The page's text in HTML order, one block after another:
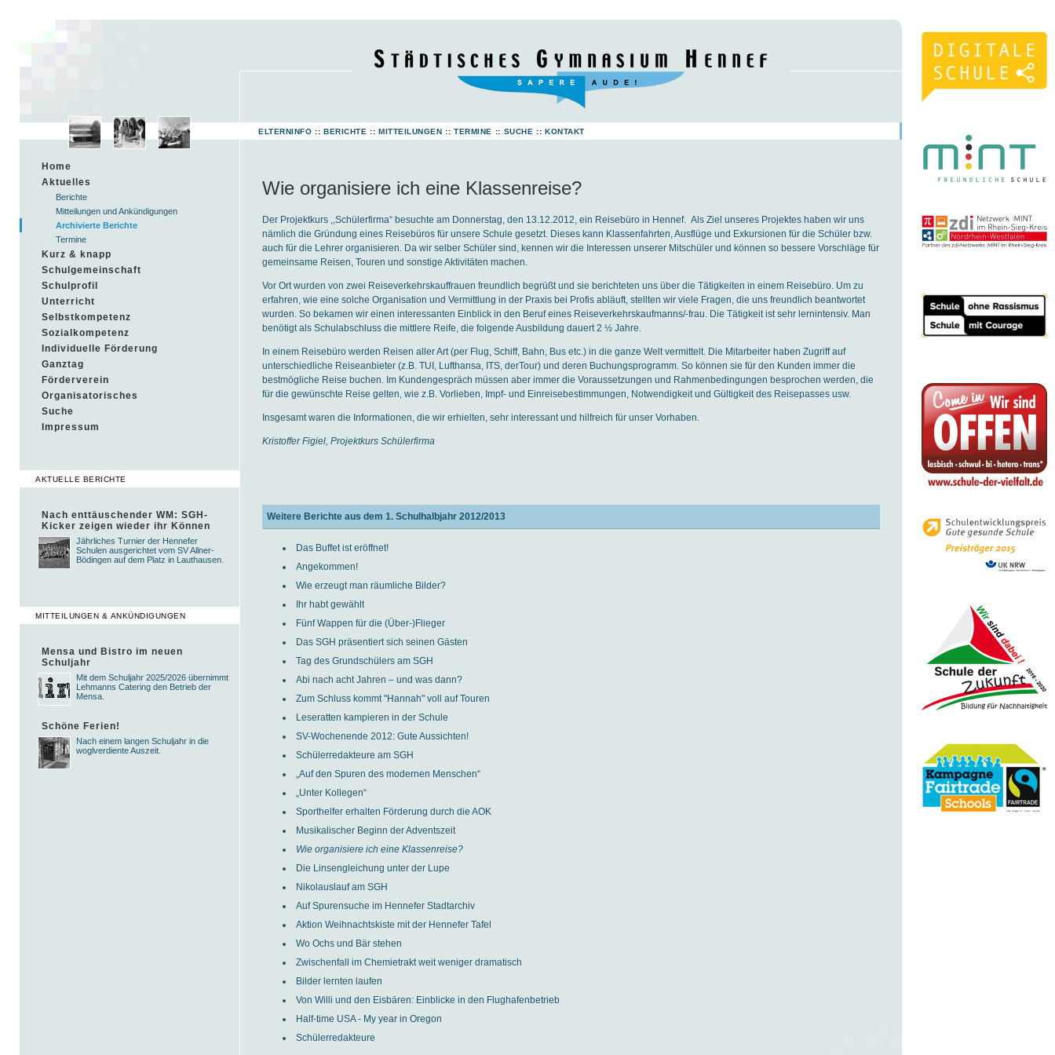
ELTERNINFO :: BERICHTE :: MITTEILUNGEN :: TERMINE :: SUCHE :: KONTAKT
Home
Aktuelles
Berichte
Mitteilungen und Ankündigungen
Archivierte Berichte
Termine
Kurz & knapp
Schulgemeinschaft
Schulprofil
Unterricht
Selbstkompetenz
Sozialkompetenz
Individuelle Förderung
Ganztag
Förderverein
Organisatorisches
Suche
Impressum
AKTUELLE BERICHTE
Nach enttäuschender WM: SGH-
Kicker zeigen wieder ihr Können
Jährliches Turnier der Hennefer
Schulen ausgerichtet vom SV Allner-
Bödingen auf dem Platz in Lauthausen.
MITTEILUNGEN & ANKÜNDIGUNGEN
Mensa und Bistro im neuen
Schuljahr
Mit dem Schuljahr 2025/2026 übernimmt
Lehmanns Catering den Betrieb der
Mensa.
Schöne Ferien!
Nach einem langen Schuljahr in die
woglverdiente Auszeit.
Wie organisiere ich eine Klassenreise?
Der Projektkurs ,,Schülerfirma“ besuchte am Donnerstag, den 13.12.2012, ein Reisebüro in Hennef. Als Ziel unseres Projektes haben wir uns
nämlich die Gründung eines Reisebüros für unsere Schule gesetzt. Dieses kann Klassenfahrten, Ausflüge und Exkursionen für die Schüler bzw.
auch für die Lehrer organisieren. Da wir selber Schüler sind, kennen wir die Interessen unserer Mitschüler und können so bessere Vorschläge für
gemeinsame Reisen, Touren und sonstige Aktivitäten machen.
Vor Ort wurden von zwei Reiseverkehrskauffrauen freundlich begrüßt und sie berichteten uns über die Tätigkeiten in einem Reisebüro. Um zu
erfahren, wie eine solche Organisation und Vermittlung in der Praxis bei Profis abläuft, stellten wir viele Fragen, die uns freundlich beantwortet
wurden. So bekamen wir einen interessanten Einblick in den Beruf eines Reiseverkehrskaufmanns/-frau. Die Tätigkeit ist sehr lernintensiv. Man
benötigt als Schulabschluss die mittlere Reife, die folgende Ausbildung dauert 2 ½ Jahre.
In einem Reisebüro werden Reisen aller Art (per Flug, Schiff, Bahn, Bus etc.) in die ganze Welt vermittelt. Die Mitarbeiter haben Zugriff auf
unterschiedliche Reiseanbieter (z.B. TUI, Lufthansa, ITS, derTour) und deren Buchungsprogramm. So können sie für den Kunden immer die
bestmögliche Reise buchen. Im Kundengespräch müssen aber immer die Voraussetzungen und Rahmenbedingungen besprochen werden, die
für die gewünschte Reise gelten, wie z.B. Vorlieben, Impf- und Einreisebestimmungen, Notwendigkeit und Gültigkeit des Reisepasses usw.
Insgesamt waren die Informationen, die wir erhielten, sehr interessant und hilfreich für unser Vorhaben.
Kristoffer Figiel, Projektkurs Schülerfirma
Weitere Berichte aus dem 1. Schulhalbjahr 2012/2013
Das Buffet ist eröffnet!
Angekommen!
Wie erzeugt man räumliche Bilder?
Ihr habt gewählt
Fünf Wappen für die (Über-)Flieger
Das SGH präsentiert sich seinen Gästen
Tag des Grundschülers am SGH
Abi nach acht Jahren – und was dann?
Zum Schluss kommt "Hannah" voll auf Touren
Leseratten kampieren in der Schule
SV-Wochenende 2012: Gute Aussichten!
Schülerredakteure am SGH
„Auf den Spuren des modernen Menschen“
„Unter Kollegen“
Sporthelfer erhalten Förderung durch die AOK
Musikalischer Beginn der Adventszeit
Wie organisiere ich eine Klassenreise?
Die Linsengleichung unter der Lupe
Nikolauslauf am SGH
Auf Spurensuche im Hennefer Stadtarchiv
Aktion Weihnachtskiste mit der Hennefer Tafel
Wo Ochs und Bär stehen
Zwischenfall im Chemietrakt weit weniger dramatisch
Bilder lernten laufen
Von Willi und den Eisbären: Einblicke in den Flughafenbetrieb
Half-time USA - My year in Oregon
Schülerredakteure